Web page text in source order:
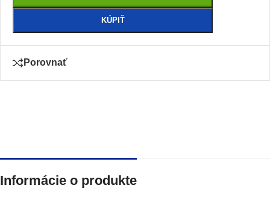
KÚPIŤ
Porovnať
Informácie o produkte